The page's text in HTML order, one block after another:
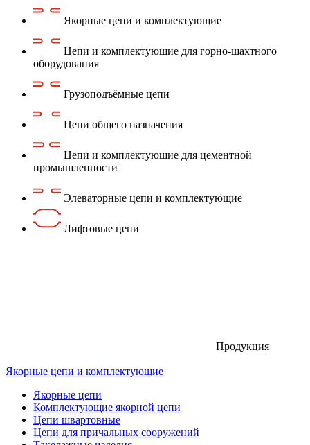
Якорные цепи и комплектующие
Цепи и комплектующие для горно-шахтного
оборудования
Грузоподъёмные цепи
Цепи общего назначения
Цепи и комплектующие для цементной
промышленности
Элеваторные цепи и комплектующие
Лифтовые цепи
Продукция
Якорные цепи и комплектующие
Якорные цепи
Комплектующие якорной цепи
Цепи швартовные
Цепи для причальных сооружений